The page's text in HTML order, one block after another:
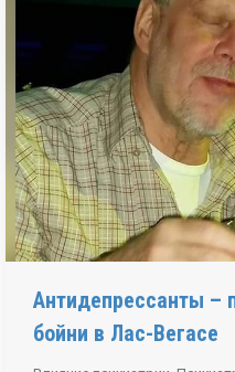
Антидепрессанты –
бойни в Лас-Вегасе